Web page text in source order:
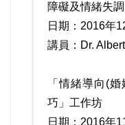
障礙及情緒失
日期：2016年
講員：Dr.
「情緒導向(
巧」工作坊
日期：2016年